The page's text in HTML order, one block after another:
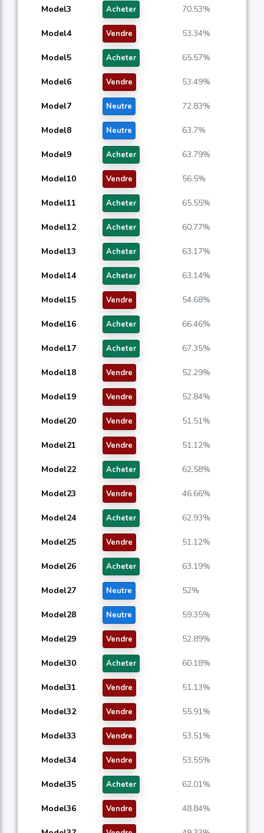
Model3 Acheter 70.53%
Model4 Vendre 53.34%
Model5 Acheter 65.57%
Model6 Vendre 53.49%
Model7 Neutre 72.83%
Model8 Neutre 63.7%
Model9 Acheter 63.79%
Model10 Vendre 56.5%
Model11 Acheter 65.55%
Model12 Acheter 60.77%
Model13 Acheter 63.17%
Model14 Acheter 63.14%
Model15 Vendre 54.68%
Model16 Acheter 66.46%
Model17 Acheter 67.35%
Model18 Vendre 52.29%
Model19 Vendre 52.84%
Model20 Vendre 51.51%
Model21 Vendre 51.12%
Model22 Acheter 62.58%
Model23 Vendre 46.66%
Model24 Acheter 62.93%
Model25 Vendre 51.12%
Model26 Acheter 63.19%
Model27 Neutre 52%
Model28 Neutre 59.35%
Model29 Vendre 52.89%
Model30 Acheter 60.18%
Model31 Vendre 51.13%
Model32 Vendre 55.91%
Model33 Vendre 53.51%
Model34 Vendre 53.55%
Model35 Acheter 62.01%
Model36 Vendre 48.84%